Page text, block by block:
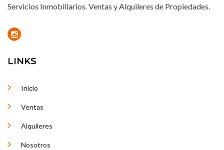
Servicios Inmobiliarios. Ventas y Alquileres de Propiedades.
LINKS
Inicio
Ventas
Alquileres
Nosotros